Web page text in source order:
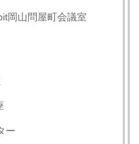
岡山問屋町会議室
ー